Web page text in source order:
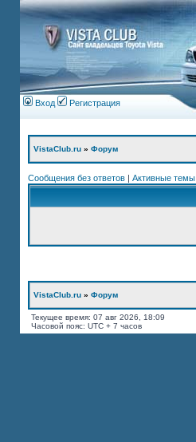
Вход Регистрация
VistaClub.ru » Форум
Сообщения без ответов | Активные темы
VistaClub.ru » Форум
Текущее время: 07 авг 2026, 18:09
Часовой пояс: UTC + 7 часов